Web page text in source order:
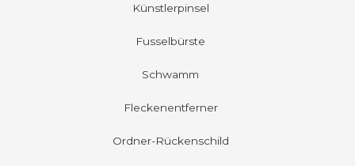
Künstlerpinsel
Fusselbürste
Schwamm
Fleckenentferner
Ordner-Rückenschild